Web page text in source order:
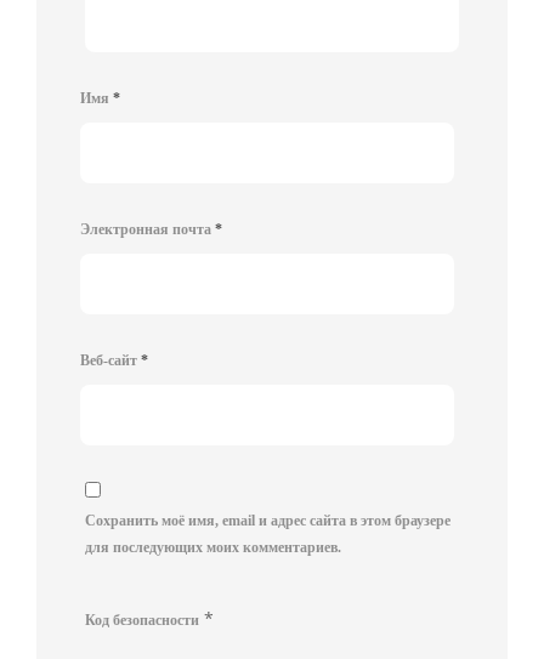
Имя *
Электронная почта *
Веб-сайт *
Сохранить моё имя, email и адрес сайта в этом браузере
для последующих моих комментариев.
Код безопасности *